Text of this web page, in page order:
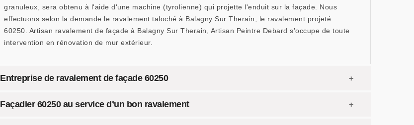
granuleux, sera obtenu à l'aide d'une machine (tyrolienne) qui projette l'enduit sur la façade. Nous
effectuons selon la demande le ravalement taloché à Balagny Sur Therain, le ravalement projeté
60250. Artisan ravalement de façade à Balagny Sur Therain, Artisan Peintre Debard s’occupe de toute
intervention en rénovation de mur extérieur.
Entreprise de ravalement de façade 60250
Façadier 60250 au service d’un bon ravalement